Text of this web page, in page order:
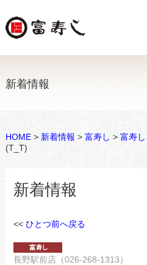
新着情報
HOME> 新着情報 > 富寿し > 富寿
(T_T)
新着情報
<< ひとつ前へ戻る
長野駅前店（026-268-1313）